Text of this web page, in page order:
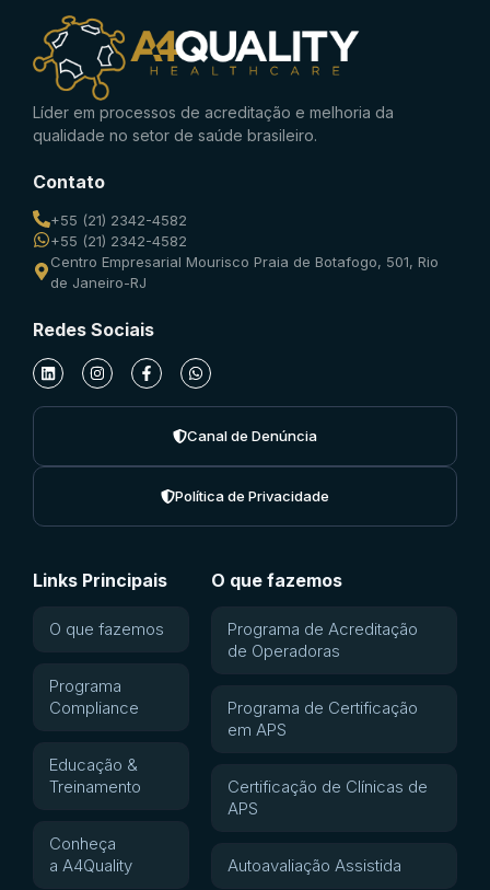
Líder em processos de acreditação e melhoria da
qualidade no setor de saúde brasileiro.
Contato
+55 (21) 2342-4582
+55 (21) 2342-4582
Centro Empresarial Mourisco Praia de Botafogo, 501, Rio
de Janeiro-RJ
Redes Sociais
Canal de Denúncia
Política de Privacidade
Links Principais
O que fazemos
Programa
Compliance
Educação &
Treinamento
Conheça
a A4Quality
O que fazemos
Programa de Acreditação
de Operadoras
Programa de Certificação
em APS
Certificação de Clínicas de
APS
Autoavaliação Assistida